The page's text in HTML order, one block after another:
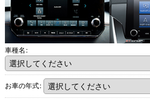
車種名 :
お車の年式: